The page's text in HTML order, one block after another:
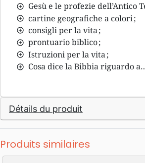
Gesù e le profezie dell’Antico
cartine geografiche a colori ;
consigli per la vita ;
prontuario biblico ;
Istruzioni per la vita ;
Cosa dice la Bibbia riguardo
Détails du produit
Produits similaires